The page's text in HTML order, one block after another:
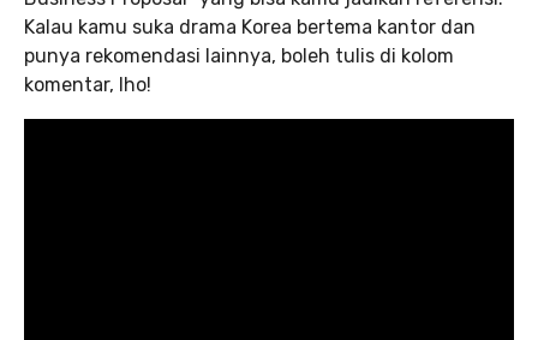
Kalau kamu suka drama Korea bertema kantor dan
punya rekomendasi lainnya, boleh tulis di kolom
komentar, lho!